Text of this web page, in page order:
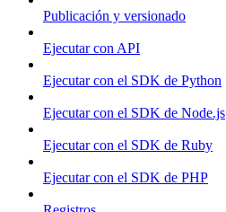
Publicación y versionado
Ejecutar con API
Ejecutar con el SDK de Python
Ejecutar con el SDK de Node.js
Ejecutar con el SDK de Ruby
Ejecutar con el SDK de PHP